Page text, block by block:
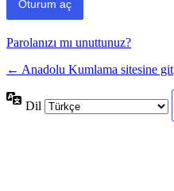
Parolanızı mı unuttunuz?
← Anadolu Kumlama sitesine git
Dil